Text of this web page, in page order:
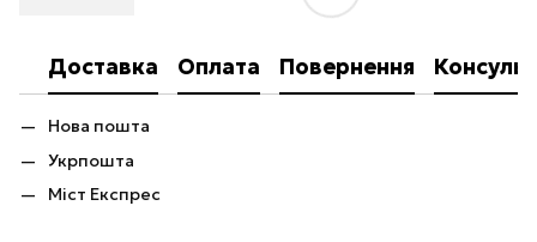
Доставка Оплата Повернення
Нова пошта
Укрпошта
Міст Експрес